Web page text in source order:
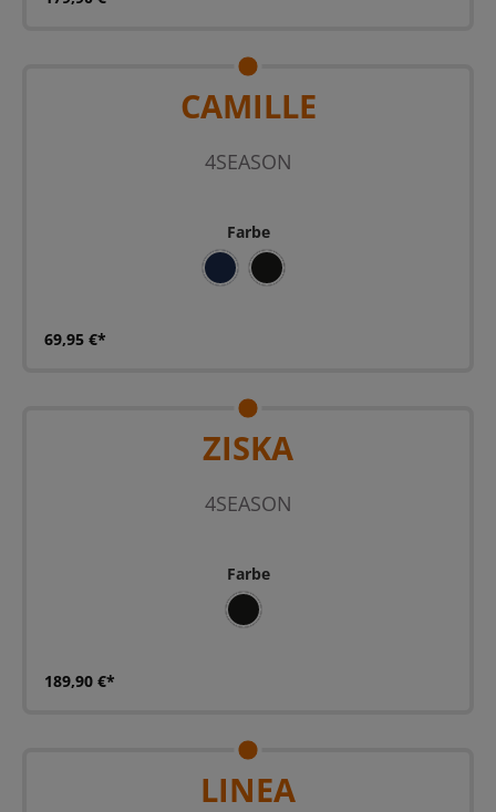
CAMILLE
4SEASON
Farbe
BLAU SCHWARZ
69,95 €*
ZISKA
4SEASON
Farbe
SZ
189,90 €*
LINEA